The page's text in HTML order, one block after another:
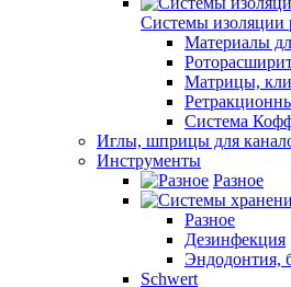
Системы изоляции
Материалы
Матрицы,
Система
Иглы, шприцы для
Инструменты
Разное
Разное
Дезинфекция
Эндодонтия,
Schwert